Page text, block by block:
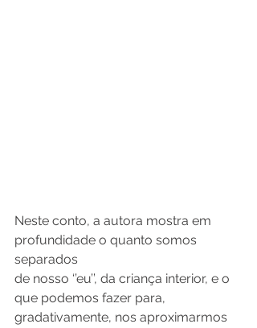
Neste conto, a autora mostra em
profundidade o quanto somos
separados
de nosso ‘’eu’’, da criança interior, e o
que podemos fazer para,
gradativamente, nos aproximarmos